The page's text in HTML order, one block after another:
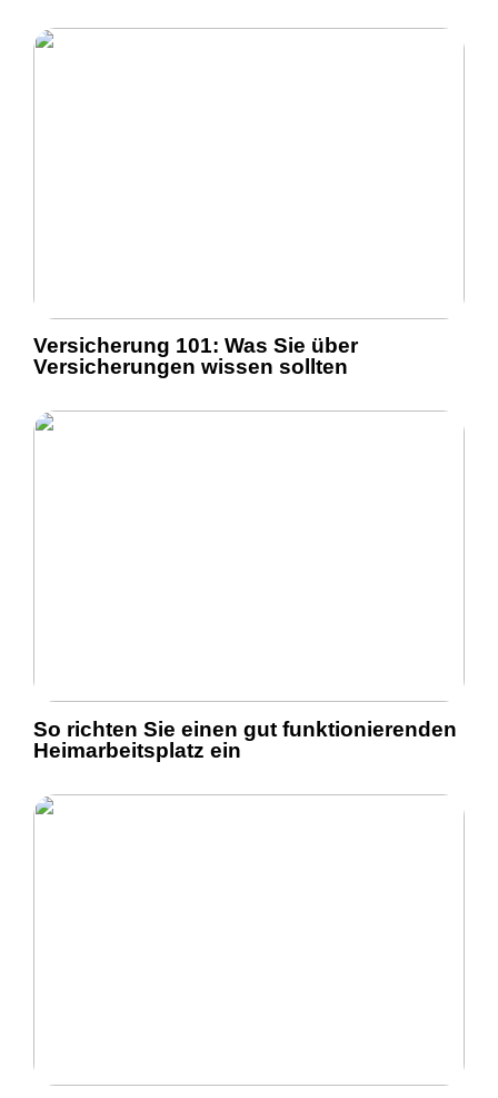
Versicherung 101: Was Sie über
Versicherungen wissen sollten
So richten Sie einen gut funktionierenden
Heimarbeitsplatz ein